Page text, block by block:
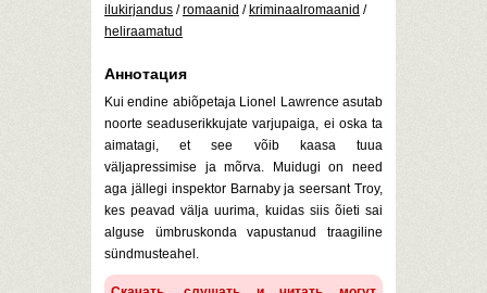
ilukirjandus /romaanid / kriminaalromaanid /
heliraamatud
Аннотация
Kui endine abiõpetaja Lionel Lawrence asutab
noorte seaduserikkujate varjupaiga, ei oska ta
aimatagi, et see võib kaasa tuua
väljapressimise ja mõrva. Muidugi on need
aga jällegi inspektor Barnaby ja seersant Troy,
kes peavad välja uurima, kuidas siis õieti sai
alguse ümbruskonda vapustanud traagiline
sündmusteahel.